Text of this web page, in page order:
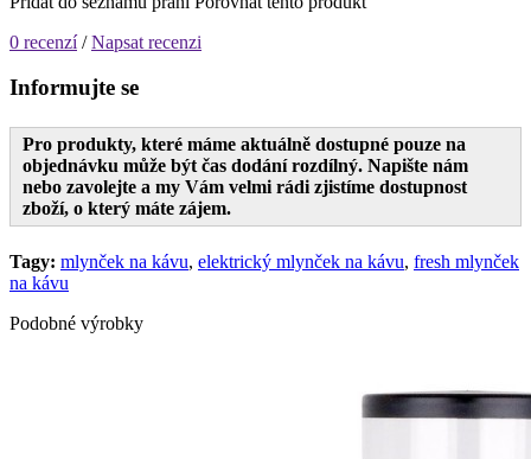
0 recenzí/Napsat recenzi
Informujte se
Pro produkty, které máme aktuálně dostupné pouze na
objednávku může být čas dodání rozdílný. Napište nám
nebo zavolejte a my Vám velmi rádi zjistíme dostupnost
zboží, o který máte zájem.
Tagy: mlynček na kávu, elektrický mlynček na kávu, fresh mlynček
na kávu
Podobné výrobky